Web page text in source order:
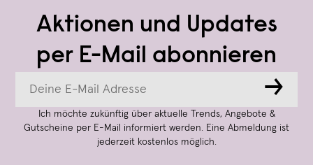
Aktionen und Updates
per E-Mail abonnieren
→
Ich möchte zukünftig über aktuelle Trends, Angebote &
Gutscheine per E-Mail informiert werden. Eine Abmeldung ist
jederzeit kostenlos möglich.